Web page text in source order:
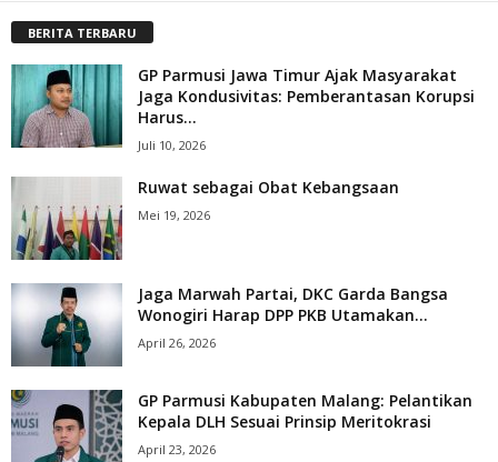
BERITA TERBARU
GP Parmusi Jawa Timur Ajak Masyarakat
Jaga Kondusivitas: Pemberantasan Korupsi
Harus...
Juli 10, 2026
Ruwat sebagai Obat Kebangsaan
Mei 19, 2026
Jaga Marwah Partai, DKC Garda Bangsa
Wonogiri Harap DPP PKB Utamakan...
April 26, 2026
GP Parmusi Kabupaten Malang: Pelantikan
Kepala DLH Sesuai Prinsip Meritokrasi
April 23, 2026